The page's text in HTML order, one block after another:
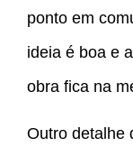
ponto em
ideia é boa e
obra fica na
Outro detalhe